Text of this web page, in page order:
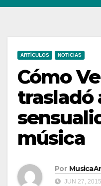
ARTÍCULOS NOTICIAS
Cómo
trasladó
música
Por
JUN 27, 2015